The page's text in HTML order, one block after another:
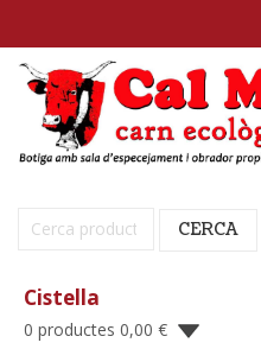
Cerca: CERCA
Cistella
0 productes 0,00 €